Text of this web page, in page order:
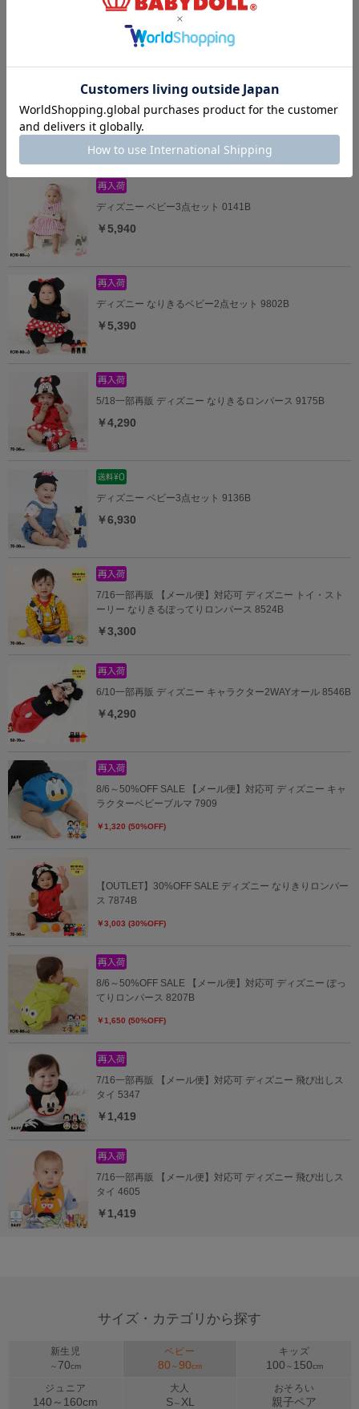
7/16一部再販 【メール便】対応可 ディズニー 総柄2WAYオ
ール 0637B
￥3,960
5/18一部再販 【メール便】対応可 ディズニー マリン半袖
2WAYオール 0327B
￥4,290
ディズニー ベビー3点セット 0141B
￥5,940
ディズニー なりきるベビー2点セット 9802B
￥5,390
5/18一部再販 ディズニー なりきるロンパース 9175B
￥4,290
ディズニー ベビー3点セット 9136B
￥6,930
7/16一部再販 【メール便】対応可 ディズニー トイ・スト
ーリー なりきるぽってりロンパース 8524B
￥3,300
6/10一部再販 ディズニー キャラクター2WAYオール 8546B
￥4,290
8/6～50%OFF SALE 【メール便】対応可 ディズニー キャ
ラクターベビーブルマ 7909
￥1,320 (50%OFF)
【OUTLET】30%OFF SALE ディズニー なりきりロンパー
ス 7874B
￥3,003 (30%OFF)
8/6～50%OFF SALE 【メール便】対応可 ディズニー ぽっ
てりロンパース 8207B
￥1,650 (50%OFF)
7/16一部再販 【メール便】対応可 ディズニー 飛び出しス
タイ 5347
￥1,419
7/16一部再販 【メール便】対応可 ディズニー 飛び出しス
タイ 4605
￥1,419
サイズ・カテゴリから探す
新生児
～ 70cm
ベビー
80 ～90cm
キッズ
100 ～ 150cm
ジュニア
140～ 160cm
大人
S～ XL
おそろい
親子ペア